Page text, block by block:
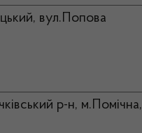
вул.Попова
р-н, м.Помічна,